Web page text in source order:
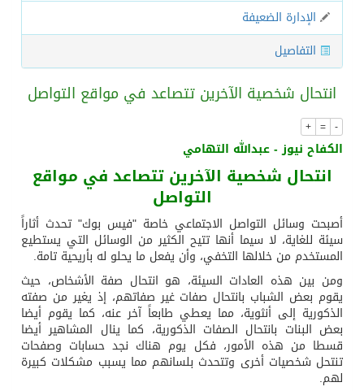
الإدارة الضعيفة
التفاصيل
انتحال شخصية الآخرين تتصاعد في مواقع التواصل
+ = -
الكفاح نيوز - عبدالله التهامي
انتحال شخصية الآخرين تتصاعد في مواقع
التواصل
أصبحت وسائل التواصل الاجتماعي خاصة "فيس بوك" تحدث أثاراً
سيئة للغاية، لا سيما أنها تتيح الكثير من الوسائل التي يستطيع
المستخدم من خلالها التخفي، وأن يفعل ما يحلو له بأريحية تامة.
ومن بين هذه العادات السيئة، هو انتحال صفة الأشخاص، حيث
يقوم بعض الشباب بانتحال صفات غير صفاتهم، إذ يغير من صفته
الذكورية إلى أنثوية، مما يعطي طابعاً آخر عنه، كما يقوم أيضا
بعض البنات بانتحال الصفات الذكورية، كما ينال المشاهير أيضا
قسطا من هذه الأمور، فكل يوم هناك نجد حسابات وصفحات
تنتحل شخصيات أخرى وتتحدث بلسانهم مما يسبب مشكلات كبيرة
لهم.